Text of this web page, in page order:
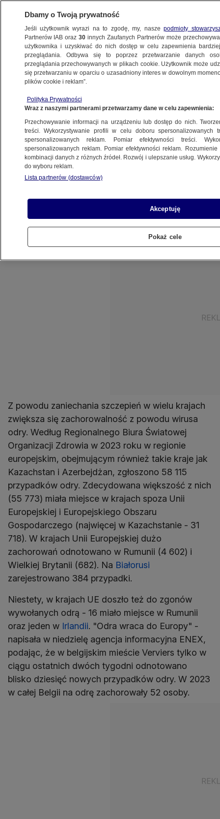
ŚWIAT
i grypa wraca do Europy
27.05.2024, 11:52
Udostępnij
"Odra wraca do Europy" - pisze agencja ENEX,
przypadków notuje się również w Polsce.
Eksperci wskazują, że kluczowe w zwalczaniu
odry są szczepienia.
Z powodu zaniechania szczepień w wielu krajach
zwiększa się zachorowalność z powodu wirusa
odry. Według Regionalnego Biura Światowej
Organizacji Zdrowia w 2023 roku w regionie
europejskim, obejmującym również takie kraje jak
Kazachstan i Azerbejdżan, zgłoszono 58 115
przypadków odry. Zdecydowana większość z nich
(55 773) miała miejsce w krajach spoza Unii
Europejskiej i Europejskiego Obszaru
Gospodarczego (najwięcej w Kazachstanie - 31
718). W krajach Unii Europejskiej dużo
zachorowań odnotowano w Rumunii (4 602) i
Wielkiej Brytanii (682). Na Białorusi
zarejestrowano 384 przypadki.
Niestety, w krajach UE doszło też do zgonów
wywołanych odrą - 16 miało miejsce w Rumunii
oraz jeden w Irlandii. "Odra wraca do Europy" -
napisała w niedzielę agencja informacyjna ENEX,
podając, że w belgijskim mieście Verviers tylko w
ciągu ostatnich dwóch tygodni odnotowano
blisko dziesięć nowych przypadków odry. W 2023
w całej Belgii na odrę zachorowały 52 osoby.
Dbamy o Twoją prywatność
Jeśli użytkownik wyrazi na to zgodę, my, naszepodmioty
Partnerów IAB oraz30 innych Zaufanych Partnerów może
użytkownika i uzyskiwać do nich dostęp w celu zapewnienia
przeglądania. Odbywa się to poprzez przetwarzanie danych
przeglądania przechowywanych w plikach cookie. Użytkownik może
się przetwarzaniu w oparciu o uzasadniony interes w dowolnym
plików cookie i reklam”.
Polityka Prywatności
Wraz z naszymi partnerami przetwarzamy dane w celu zapewnienia:
Przechowywanie informacji na urządzeniu lub dostęp do nich.
treści. Wykorzystywanie profili w celu doboru spersonalizowanych
spersonalizowanych reklam. Pomiar efektywności treści.
spersonalizowanych reklam. Pomiar efektywności reklam.
kombinacji danych z różnych źródeł. Rozwój i ulepszanie usług.
do wyboru reklam.
Lista partnerów (dostawców)
Akceptuję
Pokaż cele